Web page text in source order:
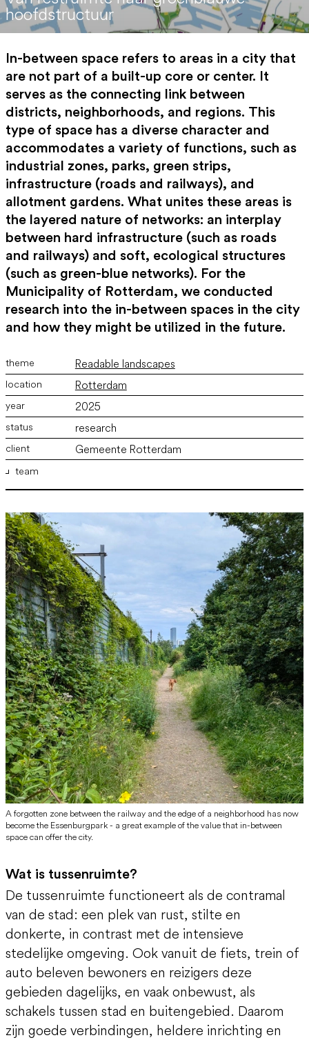
hoofdstructuur
In-between space refers to areas in a city that
are not part of a built-up core or center. It
serves as the connecting link between
districts, neighborhoods, and regions. This
type of space has a diverse character and
accommodates a variety of functions, such as
industrial zones, parks, green strips,
infrastructure (roads and railways), and
allotment gardens. What unites these areas is
the layered nature of networks: an interplay
between hard infrastructure (such as roads
and railways) and soft, ecological structures
(such as green-blue networks). For the
Municipality of Rotterdam, we conducted
research into the in-between spaces in the city
and how they might be utilized in the future.
Readable landscapes
Rotterdam
2025
research
Gemeente Rotterdam
team
Daphne de Ruiter Bsc.
A forgotten zone between the railway and the edge of a neighborhood has now
become the Essenburgpark - a great example of the value that in-between
space can offer the city.
Wat is tussenruimte?
De tussenruimte functioneert als de contramal
van de stad: een plek van rust, stilte en
donkerte, in contrast met de intensieve
stedelijke omgeving. Ook vanuit de fiets, trein of
auto beleven bewoners en reizigers deze
gebieden dagelijks, en vaak onbewust, als
schakels tussen stad en buitengebied. Daarom
zijn goede verbindingen, heldere inrichting en